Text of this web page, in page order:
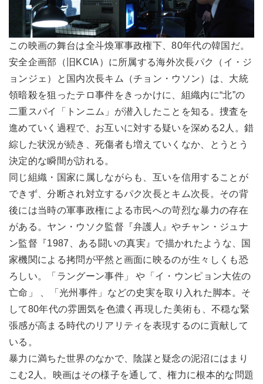
この映画の舞台は全斗煥軍事政権下、80年代の韓国だ。
安全企画部（旧KCIA）に所属する海外次長パク（イ・ジ
ョンジェ）と国内次長キム（チョン・ウソン）は、大統
領暗殺を狙ったテロ事件をきっかけに、組織内に“北”の
二重スパイ「トンニム」が潜入したことを知る。捜査を
進めていく過程で、お互いに対する疑いを深める2人。錯
綜した状況が続き、死傷者も増えていくなか、とうとう
決定的な瞬間が訪れる。
同じ組織・国家に属しながらも、互いを信用することが
できず、分断され対立するパク次長とキム次長。その背
後には当時の軍事政権による市民への苛烈な暴力の存在
がある。ヤン・ウソク監督『弁護人』やチャン・ジュナ
ン監督『1987、ある闘いの真実』で描かれたような、国
家機関による拷問が平然と画面に映るのが生々しくも恐
ろしい。「ラングーン事件」 や「イ・ウンピョン大佐の
亡命」 、「光州事件」などの史実を取り入れた脚本。そ
して80年代の雰囲気を色濃く再現した美術も、不穏な緊
張感が高まる時代のリアリティを表現するのに貢献して
いる。
暴力に満ちた世界のなかで、陰謀と疑念の泥沼にはまり
こむ2人。映画はその様子を通して、権力に根本的な問題